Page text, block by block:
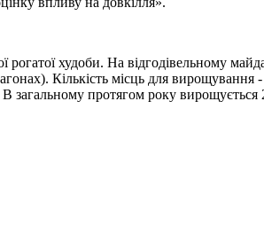
худоби. На відгодівельному
Кількість місць для вирощування
В загальному протягом року